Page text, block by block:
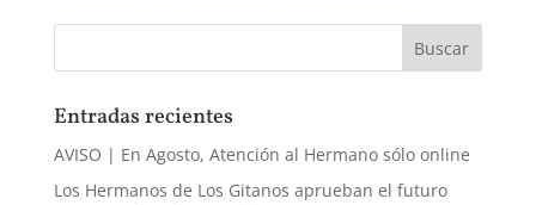
Entradas recientes
AVISO | En Agosto, Atención al Hermano sólo online
Los Hermanos de Los Gitanos aprueban el futuro